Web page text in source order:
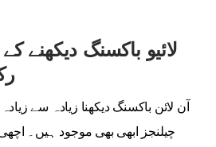
لائیو باکسنگ دیکھنے
آن لائن باکسنگ دیکھنا زیادہ سے
چیلنجز ابھی بھی موجود ہیں۔